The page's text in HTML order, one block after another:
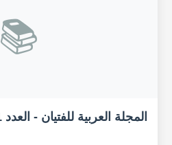
📚
المجلة العربية للفتيان - العدد 41